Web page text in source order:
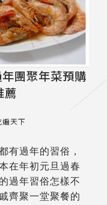
團聚年菜預購
薦
遍天下
有過年的習俗，
在年初元旦過春
過年習俗怎樣不
齊聚一堂聚餐的